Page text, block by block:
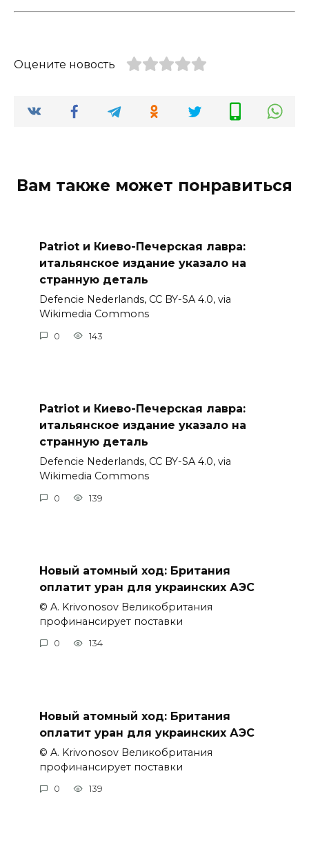
Оцените новость
Вам также может понравиться
Patriot и Киево-Печерская лавра:
итальянское издание указало на
странную деталь
Defencie Nederlands, CC BY-SA 4.0, via
Wikimedia Commons
0 143
Patriot и Киево-Печерская лавра:
итальянское издание указало на
странную деталь
Defencie Nederlands, CC BY-SA 4.0, via
Wikimedia Commons
0 139
Новый атомный ход: Британия
оплатит уран для украинских АЭС
© A. Krivonosov Великобритания
профинансирует поставки
0 134
Новый атомный ход: Британия
оплатит уран для украинских АЭС
© A. Krivonosov Великобритания
профинансирует поставки
0 139